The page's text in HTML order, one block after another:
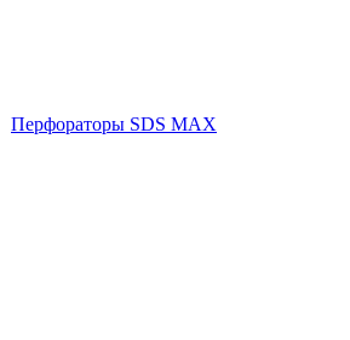
Перфораторы SDS MAX